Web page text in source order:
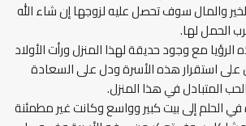
والمال سوف تحصل عليه لزوجها إن شاء الله
الحمل لها.
الرؤيا مع وجود حديقة لهذا المنزل ورأت الأولاد
على استقرار هذه الأسرة ودل على السعادة
المتبادل في هذا المنزل.
في الحلم إلى بيت كبير وواسع وكانت غير مطمئنة